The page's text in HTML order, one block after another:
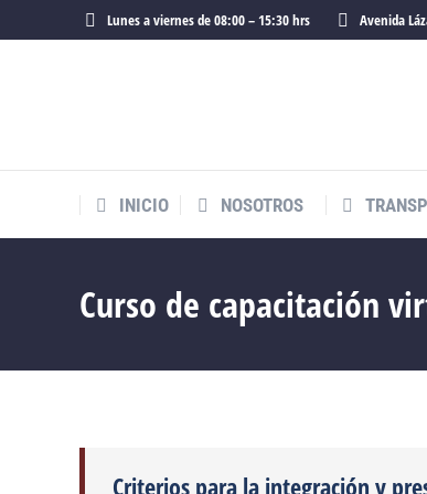
Lunes a viernes de 08:00 – 15:30 hrs Avenida
INICIO
NOSOTROS
Curso de capacitación
Criterios para la integración y
INICIO NOSOTROS